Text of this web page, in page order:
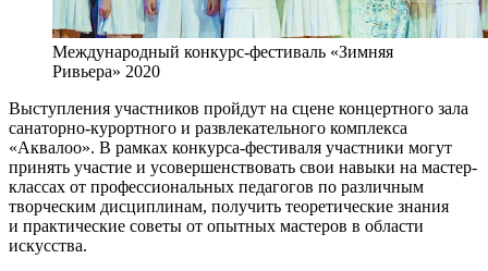
Международный конкурс-фестиваль «Зимняя
Ривьера» 2020
Выступления участников пройдут на сцене концертного зала
санаторно-курортного и развлекательного комплекса
«Аквалоо». В рамках конкурса-фестиваля участники могут
принять участие и усовершенствовать свои навыки на мастер-
классах от профессиональных педагогов по различным
творческим дисциплинам, получить теоретические знания
и практические советы от опытных мастеров в области
искусства.